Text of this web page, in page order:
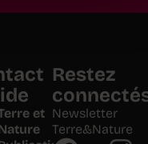
et
Restez
Newsletter
Terre&Nature